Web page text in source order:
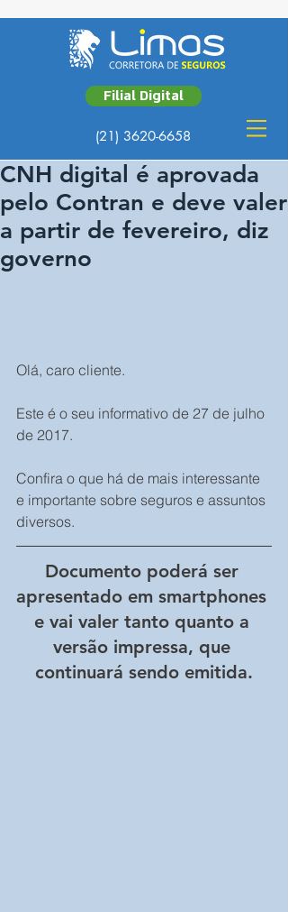
Filial Digital
(21) 3620-6658
CNH digital é aprovada
pelo Contran e deve valer
a partir de fevereiro, diz
governo
Olá, caro cliente.
Este é o seu informativo de 27 de julho
de 2017.
Confira o que há de mais interessante
e importante sobre seguros e assuntos
diversos.
Documento poderá ser
apresentado em smartphones
e vai valer tanto quanto a
versão impressa, que
continuará sendo emitida.